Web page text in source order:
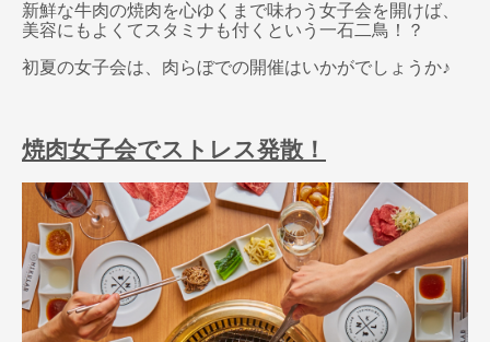
新鮮な牛肉の焼肉を心ゆくまで味わう女子会を開けば、
美容にもよくてスタミナも付くという一石二鳥！？
初夏の女子会は、肉らぼでの開催はいかがでしょうか♪
焼肉女子会でストレス発散！